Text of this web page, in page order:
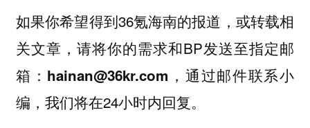
如果你希望得到36氪海南的报道，或转载相
关文章，请将你的需求和BP发送至指定邮
箱： hainan@36kr.com ，通过邮件联系小
编，我们将在24小时内回复。